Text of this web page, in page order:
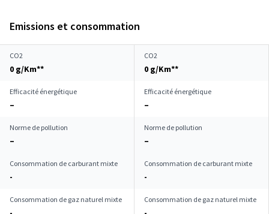
Emissions et consommation
CO2
0 g/Km**
CO2
0 g/Km**
Efficacité énergétique
–
Efficacité énergétique
–
Norme de pollution
–
Norme de pollution
–
Consommation de carburant mixte
-
Consommation de carburant mixte
-
Consommation de gaz naturel mixte Consommation de gaz naturel mixte